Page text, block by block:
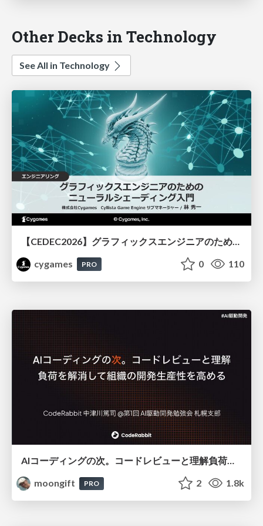
Other Decks in Technology
See All in Technology
cygames
PRO 0 110
AIコーディングの次。コードレビューと理解負荷を解消して組織の開発生産性を高める
moongift
PRO 2 1.8k